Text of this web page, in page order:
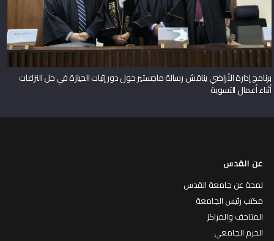
برنامج إدارة الأراضي يناقش رسالة ماجستير حول دور إثبات الحيازة في حل النزاعات
أثناء أعمال التسوية
عن القدس
لمحة عن جامعة القدس
مكتب رئيس الجامعة
المتاحف والمراكز
الحرم الجامعي